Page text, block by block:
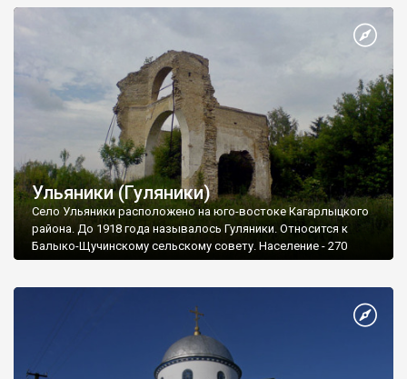
Ульяники (Гуляники)
Село Ульяники расположено на юго-востоке Кагарлыцкого
района. До 1918 года называлось Гуляники. Относится к
Балыко-Щучинскому сельскому совету. Население - 270
человек.